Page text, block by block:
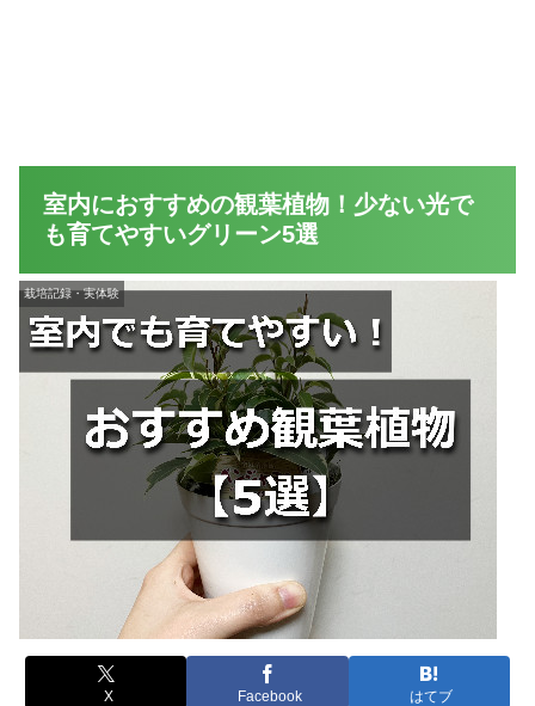
室内におすすめの観葉植物！少ない光で
も育てやすいグリーン5選
栽培記録・実体験
X Facebook はてブ